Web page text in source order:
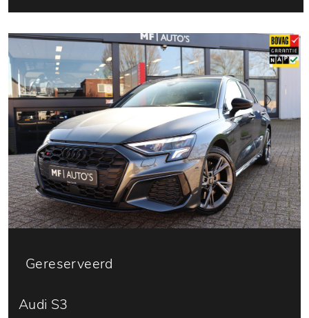
Gereserveerd
Audi S3